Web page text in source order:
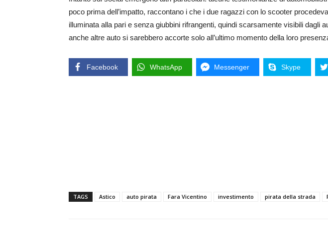
poco prima dell’impatto, raccontano i che i due ragazzi con lo scooter
illuminata alla pari e senza giubbini rifrangenti, quindi scarsamente visibili dagli
anche altre auto si sarebbero accorte solo all’ultimo momento della loro
Facebook WhatsApp Messenger Skype
TAGS Astico auto pirata Fara Vicentino investimento pirata della strada